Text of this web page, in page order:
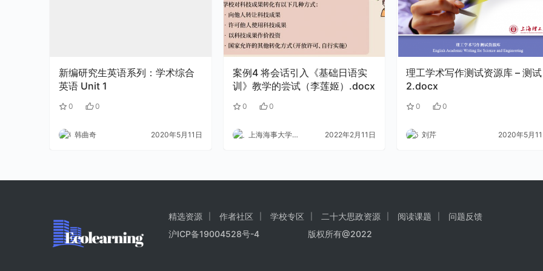
新编研究生英语系列：学术综合
英语 Unit 1
0 0
韩曲奇 2020年5月11日
案例4 将会话引入《基础日语实
训》教学的尝试（李莲姬）.docx
0 0
上海海事大学外语 2022年2月11日
理工学术写作测试资源库 – 测试
2.docx
0 0
刘芹 2020年5月
精选资源 作者社区 学校专区 二十大思政资源 阅读课题
问题反馈
沪ICP备19004528号-4
版权所有@2022